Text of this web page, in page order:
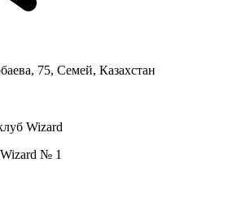
75, Семей, Казахстан
Wizаrd